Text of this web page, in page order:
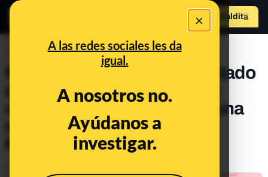
×
A las redes sociales les da
igual.
A nosotros no.
Ayúdanos a
investigar.
Hazte Maldito
No, ni Madrid está en un estado
de excepción a causa de la
cumbre de la OTAN ni hay una
nueva Ley de Seguridad
Nacional